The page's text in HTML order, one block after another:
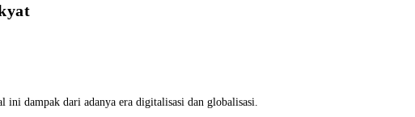
ini dampak dari adanya era digitalisasi dan globalisasi.